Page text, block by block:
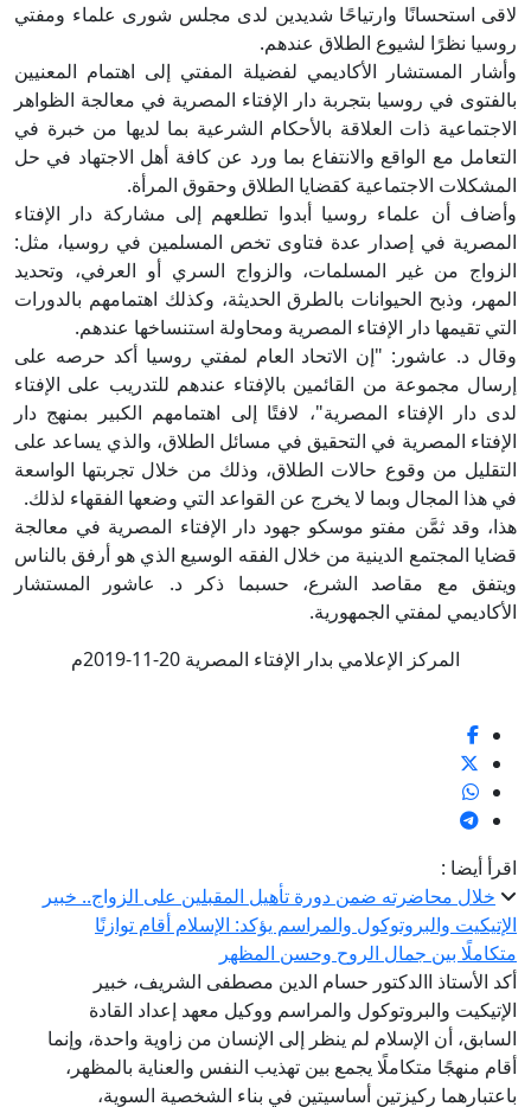
لاقى استحسانًا وارتياحًا شديدين لدى مجلس شورى علماء ومفتي
روسيا نظرًا لشيوع الطلاق عندهم.
وأشار المستشار الأكاديمي لفضيلة المفتي إلى اهتمام المعنيين
بالفتوى في روسيا بتجربة دار الإفتاء المصرية في معالجة الظواهر
الاجتماعية ذات العلاقة بالأحكام الشرعية بما لديها من خبرة في
التعامل مع الواقع والانتفاع بما ورد عن كافة أهل الاجتهاد في حل
المشكلات الاجتماعية كقضايا الطلاق وحقوق المرأة.
وأضاف أن علماء روسيا أبدوا تطلعهم إلى مشاركة دار الإفتاء
المصرية في إصدار عدة فتاوى تخص المسلمين في روسيا، مثل:
الزواج من غير المسلمات، والزواج السري أو العرفي، وتحديد
المهر، وذبح الحيوانات بالطرق الحديثة، وكذلك اهتمامهم بالدورات
التي تقيمها دار الإفتاء المصرية ومحاولة استنساخها عندهم.
وقال د. عاشور: "إن الاتحاد العام لمفتي روسيا أكد حرصه على
إرسال مجموعة من القائمين بالإفتاء عندهم للتدريب على الإفتاء
لدى دار الإفتاء المصرية"، لافتًا إلى اهتمامهم الكبير بمنهج دار
الإفتاء المصرية في التحقيق في مسائل الطلاق، والذي يساعد على
التقليل من وقوع حالات الطلاق، وذلك من خلال تجربتها الواسعة
في هذا المجال وبما لا يخرج عن القواعد التي وضعها الفقهاء لذلك.
هذا، وقد ثمَّن مفتو موسكو جهود دار الإفتاء المصرية في معالجة
قضايا المجتمع الدينية من خلال الفقه الوسيع الذي هو أرفق بالناس
ويتفق مع مقاصد الشرع، حسبما ذكر د. عاشور المستشار
الأكاديمي لمفتي الجمهورية.
المركز الإعلامي بدار الإفتاء المصرية 20-11-2019م
اقرأ أيضا :
خلال محاضرته ضمن دورة تأهيل المقبلين على الزواج.. خبير
الإتيكيت والبروتوكول والمراسم يؤكد: الإسلام أقام توازنًا
متكاملًا بين جمال الروح وحسن المظهر
أكد الأستاذ االدكتور حسام الدين مصطفى الشريف، خبير
الإتيكيت والبروتوكول والمراسم ووكيل معهد إعداد القادة
السابق، أن الإسلام لم ينظر إلى الإنسان من زاوية واحدة، وإنما
أقام منهجًا متكاملًا يجمع بين تهذيب النفس والعناية بالمظهر،
باعتبارهما ركيزتين أساسيتين في بناء الشخصية السوية،